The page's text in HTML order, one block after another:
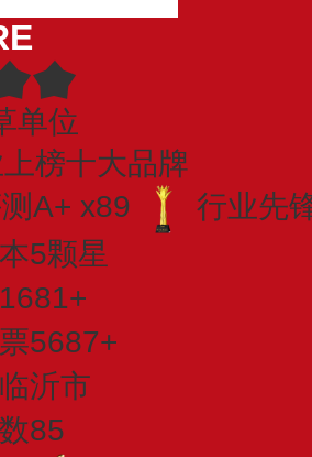
单位
榜十大品牌
A+ x89
行业先
5颗星
5687+
沂市
85